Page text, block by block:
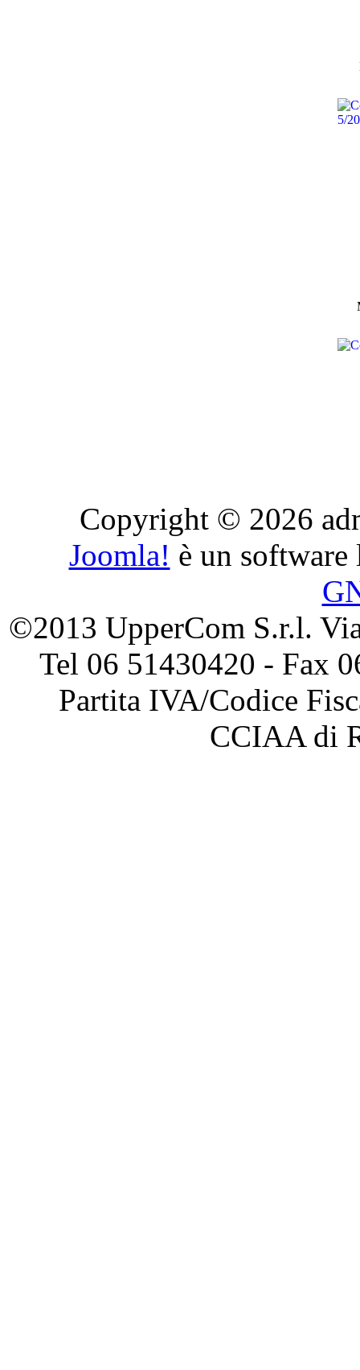
Copyright © 2026
Joomla! è un
©2013 UpperCom S.r.l.
Tel 06 51430420 - Fax
Partita IVA/Codice
CCIAA di